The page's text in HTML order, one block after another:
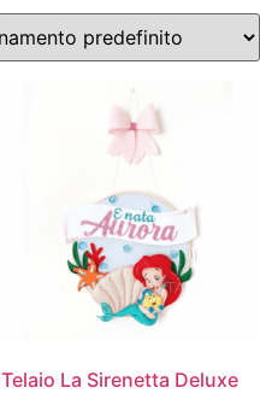
Telaio La Sirenetta Deluxe